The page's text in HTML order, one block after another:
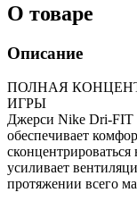
О товаре
Описание
ПОЛНАЯ
ИГРЫ
Джерси Nike Dri-FIT
обеспечивает
усиливает
протяжении всего